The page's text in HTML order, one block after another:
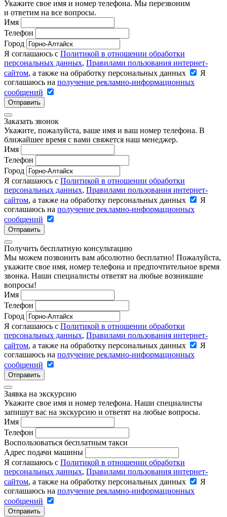
Укажите свое имя и номер телефона. Мы перезвоним
и ответим на все вопросы.
Имя
Телефон
Город
Я соглашаюсь с Политикой в отношении обработки
персональных данных, Правилами пользования интернет-
сайтом, а также на обработку персональных данных
Я
соглашаюсь на получение рекламно-информационных
сообщений
Отправить
Заказать звонок
Укажите, пожалуйста, ваше имя и ваш номер телефона. В
ближайшее время с вами свяжется наш менеджер.
Имя
Телефон
Город
Я соглашаюсь с Политикой в отношении обработки
персональных данных, Правилами пользования интернет-
сайтом, а также на обработку персональных данных
Я
соглашаюсь на получение рекламно-информационных
сообщений
Отправить
Получить бесплатную консультацию
Мы можем позвонить вам абсолютно бесплатно! Пожалуйста,
укажите свое имя, номер телефона и предпочтительное время
звонка. Наши специалисты ответят на любые возникшие
вопросы!
Имя
Телефон
Город
Я соглашаюсь с Политикой в отношении обработки
персональных данных, Правилами пользования интернет-
сайтом, а также на обработку персональных данных
Я
соглашаюсь на получение рекламно-информационных
сообщений
Отправить
Заявка на экскурсию
Укажите свое имя и номер телефона. Наши специалисты
запишут вас на экскурсию и ответят на любые вопросы.
Имя
Телефон
Воспользоваться бесплатным такси
Адрес подачи машины
Я соглашаюсь с Политикой в отношении обработки
персональных данных, Правилами пользования интернет-
сайтом, а также на обработку персональных данных
Я
соглашаюсь на получение рекламно-информационных
сообщений
Отправить